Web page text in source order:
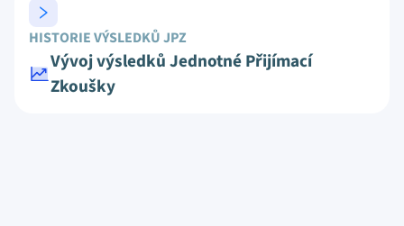
HISTORIE VÝSLEDKŮ JPZ
Vývoj výsledků Jednotné Přijímací
Zkoušky